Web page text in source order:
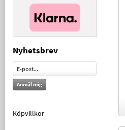
Nyhetsbrev
Anmäl mig
Köpvillkor